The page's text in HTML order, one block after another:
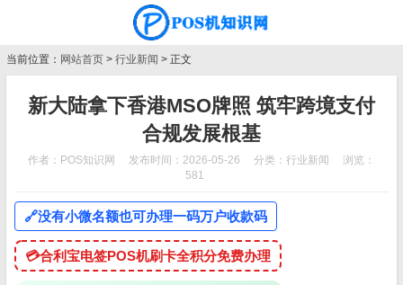
当前位置： 网站首页 > 行业新闻 > 正文
新大陆拿下香港MSO牌照 筑牢跨境支付
合规发展根基
作者：POS知识网 发布时间：2026-05-26 分类： 行业新闻
浏览：
581
🔗没有小微名额也可办理一码万户收款码
💳合利宝电签POS机刷卡全积分免费办理